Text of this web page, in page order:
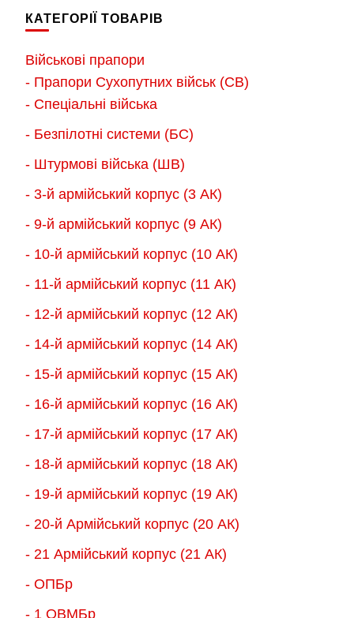
варіантів.
можна
вибрати
сторінці
товару
КАТЕГОРІЇ ТОВАРІВ
Військові прапори
- Прапори Сухопутних військ (СВ)
- Спеціальні війська
- Безпілотні системи (БС)
- Штурмові війська (ШВ)
- 3-й армійський корпус (3 АК)
- 9-й армійський корпус (9 АК)
- 10-й армійський корпус (10 АК)
- 11-й армійський корпус (11 АК)
- 12-й армійський корпус (12 АК)
- 14-й армійський корпус (14 АК)
- 15-й армійський корпус (15 АК)
- 16-й армійський корпус (16 АК)
- 17-й армійський корпус (17 АК)
- 18-й армійський корпус (18 AК)
- 19-й армійський корпус (19 АК)
- 20-й Армійський корпус (20 АК)
- 21 Армійський корпус (21 АК)
- ОПБр
- 1 ОВМБр